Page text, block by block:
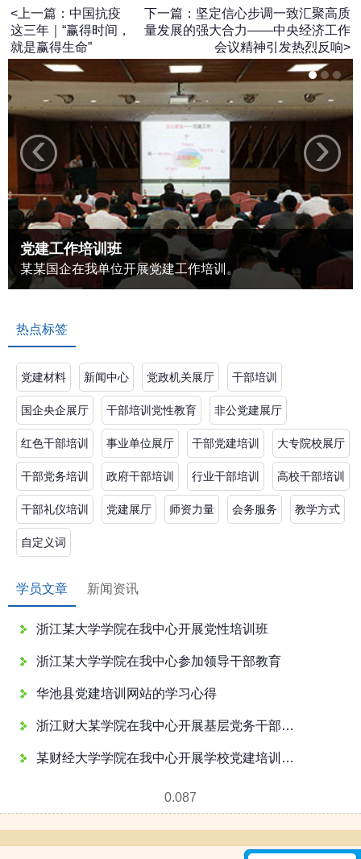
<上一篇：中国抗疫
这三年｜“赢得时间，
就是赢得生命”
下一篇：坚定信心步调一致汇聚高质
量发展的强大合力——中央经济工作
会议精神引发热烈反响>
党建工作培训班
某某国企在我单位开展党建工作培训。
‹ ›
热点标签
党建材料 新闻中心 党政机关展厅 干部培训
国企央企展厅 干部培训党性教育 非公党建展厅
红色干部培训 事业单位展厅 干部党建培训 大专院校展厅
干部党务培训 政府干部培训 行业干部培训 高校干部培训
干部礼仪培训 党建展厅 师资力量 会务服务 教学方式
自定义词
学员文章 新闻资讯
浙江某大学学院在我中心开展党性培训班
浙江某大学学院在我中心参加领导干部教育
华池县党建培训网站的学习心得
浙江财大某学院在我中心开展基层党务干部培训班
某财经大学学院在我中心开展学校党建培训教育
0.087